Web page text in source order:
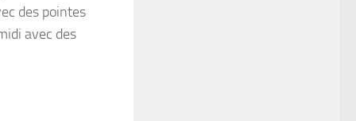
des pointes
avec des